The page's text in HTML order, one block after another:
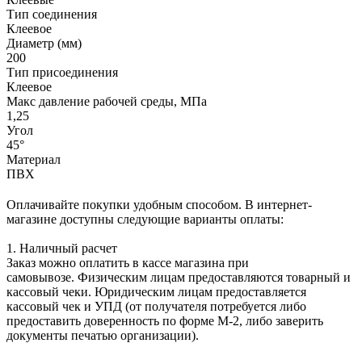
Тип соединения
Клеевое
Диаметр (мм)
200
Тип присоединения
Клеевое
Макс давление рабочей среды, МПа
1,25
Угол
45°
Материал
ПВХ
Оплачивайте покупки удобным способом. В интернет-
магазине доступны следующие варианты оплаты:
1. Наличный расчет
Заказ можно оплатить в кассе магазина при
самовывозе. Физическим лицам предоставляются товарный и
кассовый чеки. Юридическим лицам предоставляется
кассовый чек и УПД (от получателя потребуется либо
предоставить доверенность по форме М-2, либо заверить
документы печатью организации).